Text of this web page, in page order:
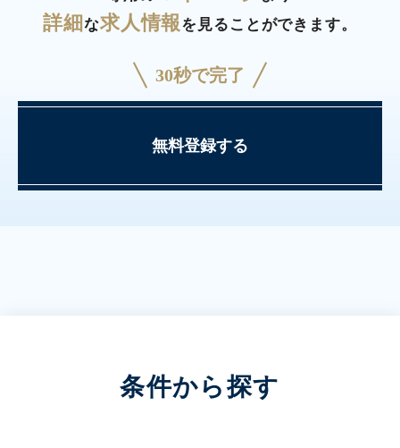
詳細な求人情報を見ることができます。
30秒で完了
無料登録する
条件から探す